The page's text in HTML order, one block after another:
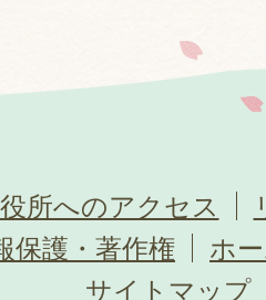
所へのアクセス
保護・著作権
ホ
サイトマップ